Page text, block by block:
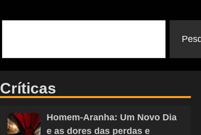
Críticas
Homem-Aranha: Um Novo Dia
e as dores das perdas e